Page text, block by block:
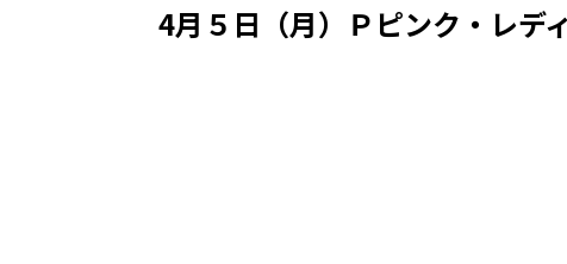
4月５日（月）Ｐピンク・レ